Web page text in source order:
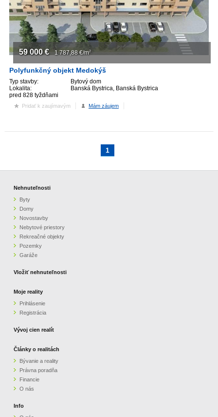
Polyfunkčný objekt Medokýš
Typ stavby:
Bytový dom
Lokalita:
Banská Bystrica, Banská Bystrica
pred 828 tyždňami
59 000 € 1 787,88 €/m2
Pridať k zaujímavým Mám záujem
1
Nehnuteľnosti
Byty
Domy
Novostavby
Nebytové priestory
Rekreačné objekty
Pozemky
Garáže
Vložiť nehnuteľnosti
Moje reality
Prihlásenie
Registrácia
Vývoj cien realít
Články o realitách
Bývanie a reality
Právna poradňa
Financie
O nás
Info